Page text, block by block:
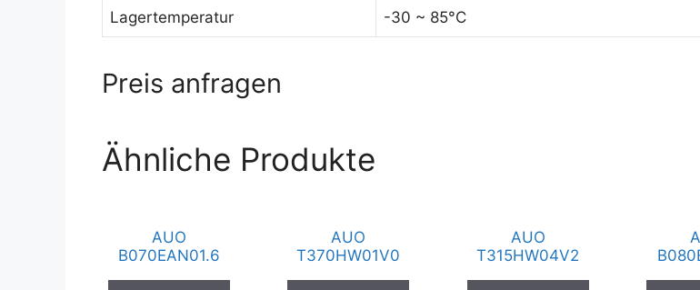
Lagertemperatur -30 ~ 85°C
Preis anfragen
Ähnliche Produkte
AUO
B070EAN01.6
AUO
T370HW01V0
AUO
T315HW04V2